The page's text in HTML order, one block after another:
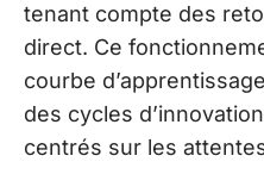
tenant compte des
direct. Ce
courbe
des cycles
centrés sur les